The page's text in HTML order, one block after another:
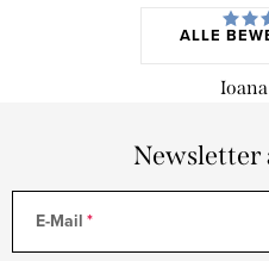
ALLE
Newsletter
E-Mail